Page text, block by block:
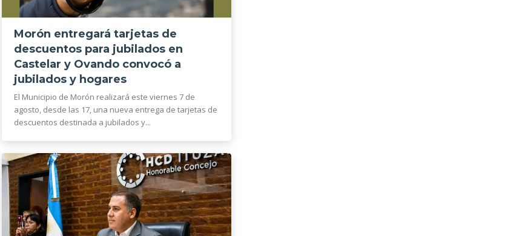
Morón entregará tarjetas de
descuentos para jubilados en
Castelar y Ovando convocó a
jubilados y hogares
El Municipio de Morón realizará este viernes 7 de
agosto, desde las 17, una nueva entrega de tarjetas de
descuentos destinada a jubilados y...